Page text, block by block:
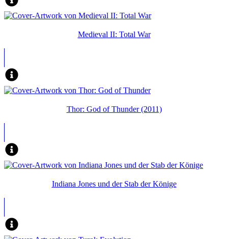
Medieval II: Total War
Thor: God of Thunder (2011)
Indiana Jones und der Stab der Könige